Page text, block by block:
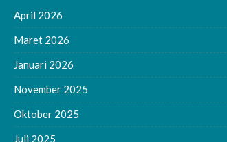
April 2026
Maret 2026
Januari 2026
November 2025
Oktober 2025
Juli 2025